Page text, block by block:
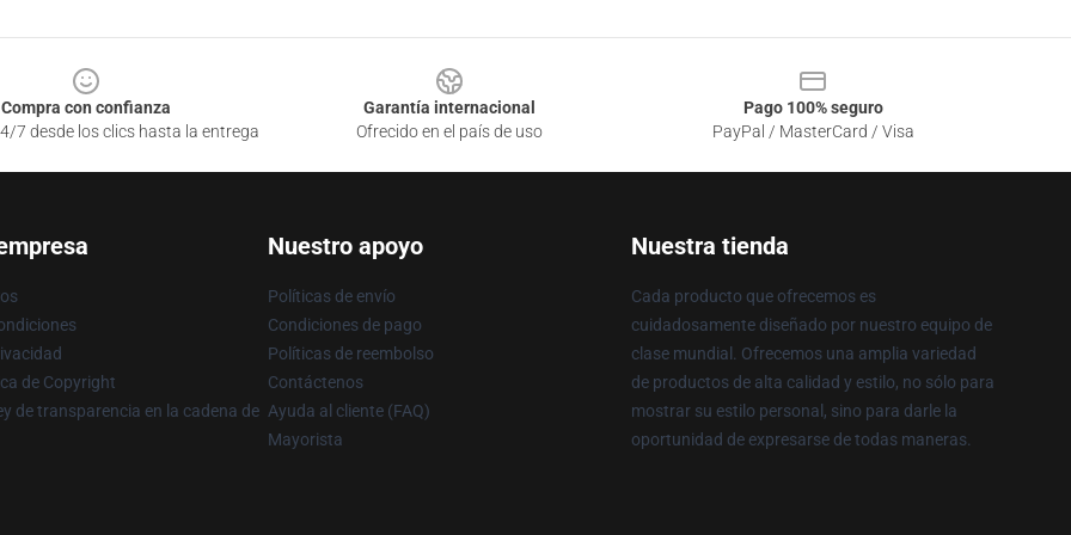
Compra con confianza
7 desde los clics hasta la entrega
Garantía internacional
Ofrecido en el país de uso
Pago 100% seguro
PayPal / MasterCard / Visa
de Copyright
de transparencia en la cadena de
Nuestro apoyo
Políticas de envío
Condiciones de pago
Políticas de reembolso
Contáctenos
Ayuda al cliente (FAQ)
Mayorista
Nuestra tienda
Cada producto que ofrecemos es
cuidadosamente diseñado por nuestro equipo de
clase mundial. Ofrecemos una amplia variedad
de productos de alta calidad y estilo, no sólo para
mostrar su estilo personal, sino para darle la
oportunidad de expresarse de todas maneras.